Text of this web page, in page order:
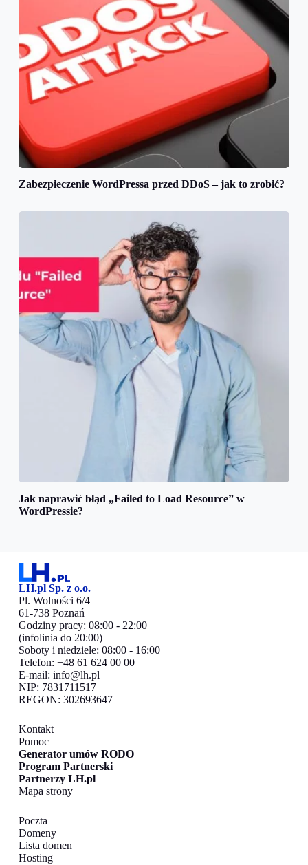
Zabezpieczenie WordPressa przed DDoS – jak to zrobić?
Jak naprawić błąd „Failed to Load Resource” w
WordPressie?
LH.pl Sp. z o.o.
Pl. Wolności 6/4
61-738 Poznań
Godziny pracy: 08:00 - 22:00
(infolinia do 20:00)
Soboty i niedziele: 08:00 - 16:00
Telefon: +48 61 624 00 00
E-mail: info@lh.pl
NIP: 7831711517
REGON: 302693647
Kontakt
Pomoc
Generator umów RODO
Program Partnerski
Partnerzy LH.pl
Mapa strony
Poczta
Domeny
Lista domen
Hosting